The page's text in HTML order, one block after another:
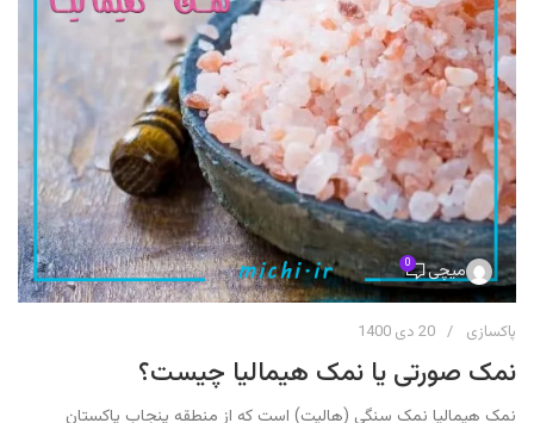
میچی 0
پاکسازی 20 دی 1400
نمک صورتی یا نمک هیمالیا چیست؟
نمک هیمالیا نمک سنگی (هالیت) است که از منطقه پنجاب پاکستان